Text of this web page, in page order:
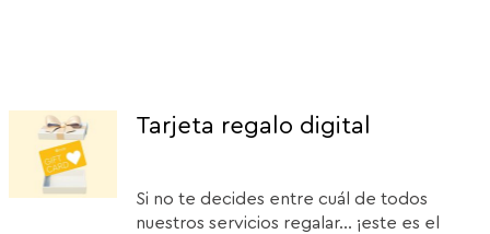
Tarjeta regalo digital
Si no te decides entre cuál de todos
nuestros servicios regalar... ¡este es el